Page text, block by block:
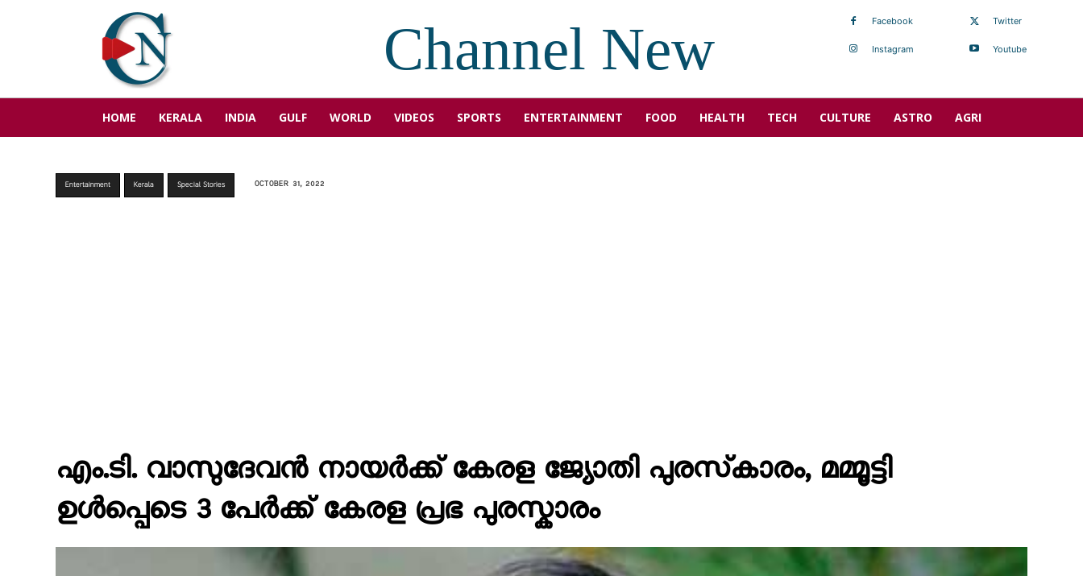
Channel New Facebook
Instagram
Twitter
Youtube
HOME KERALA INDIA GULF WORLD VIDEOS SPORTS ENTERTAINMENT FOOD HEALTH TECH CULTURE ASTRO AGRI
Entertainment Kerala Special Stories OCTOBER 31, 2022
എം.ടി. വാസുദേവൻ നായർക്ക് കേരള ജ്യോതി പുരസ്‌കാരം, മമ്മൂട്ടി
ഉൾപ്പെടെ 3 പേർക്ക് കേരള പ്രഭ പുരസ്കാരം